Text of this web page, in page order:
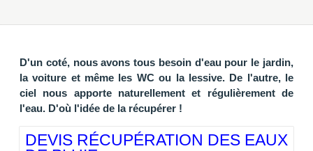
D'un coté, nous avons tous besoin d'eau pour le jardin,
la voiture et même les WC ou la lessive. De l'autre, le
ciel nous apporte naturellement et régulièrement de
l'eau. D'où l'idée de la récupérer !
DEVIS RÉCUPÉRATION DES EAUX